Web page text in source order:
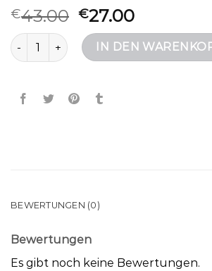
€43.00 €27.00
karl lagerfeld tasche Menge
IN DEN
BEWERTUNGEN (0)
Bewertungen
Es gibt noch keine Bewertungen.